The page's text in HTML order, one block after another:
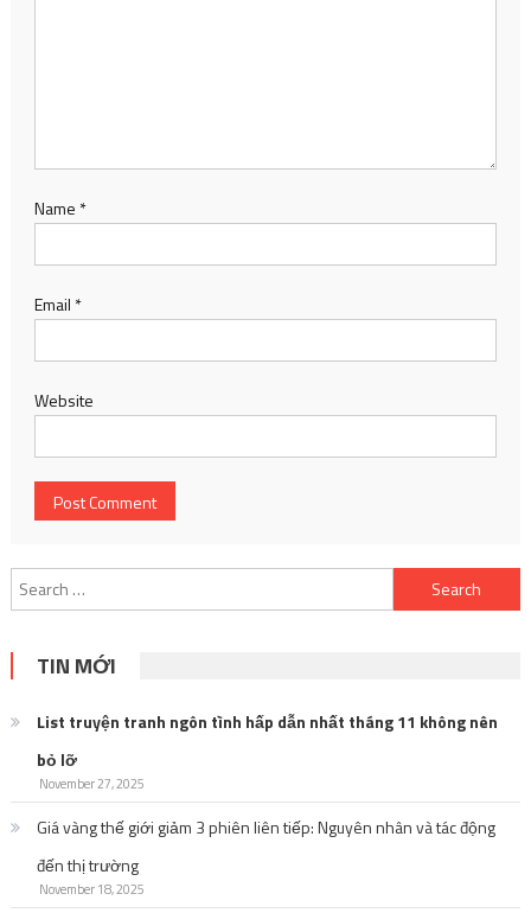
Name *
Email *
Website
Search
for:
TIN MỚI
List truyện tranh ngôn tình hấp dẫn nhất tháng 11 không nên
bỏ lỡ
November 27, 2025
Giá vàng thế giới giảm 3 phiên liên tiếp: Nguyên nhân và tác động
đến thị trường
November 18, 2025